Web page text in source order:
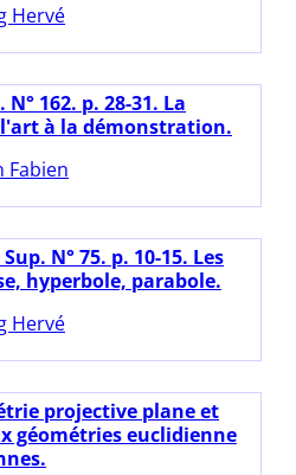
Hervé
162. p. 28-31. La
à la démonstration.
Fabien
N° 75. p. 10-15. Les
hyperbole, parabole.
Hervé
projective plane et
géométries euclidienne